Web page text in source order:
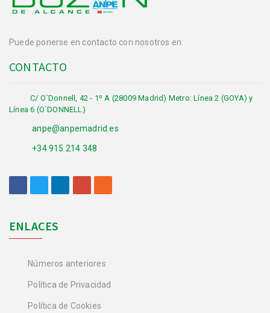
Puede ponerse en contacto con nosotros en:
CONTACTO
C/ O´Donnell, 42 - 1º A (28009 Madrid) Metro: Línea 2 (GOYA) y
Línea 6 (O´DONNELL)
anpe@anpemadrid.es
+34 915 214 348
ENLACES
Números anteriores
Política de Privacidad
Política de Cookies